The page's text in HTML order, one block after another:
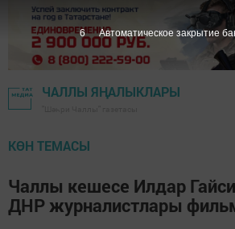
ЧАЛЛЫ ЯҢАЛЫКЛАРЫ
КӨН ТЕМАСЫ
Чаллы кешесе Илдар
ДНР журналистлары
5 Автоматическое закрытие